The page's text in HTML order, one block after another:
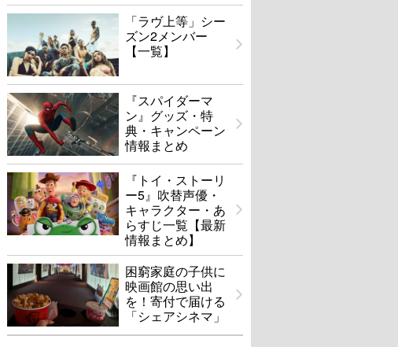
「ラヴ上等」シー
ズン2メンバー
【一覧】
『スパイダーマ
ン』グッズ・特
典・キャンペーン
情報まとめ
『トイ・ストーリ
ー5』吹替声優・
キャラクター・あ
らすじ一覧【最新
情報まとめ】
困窮家庭の子供に
映画館の思い出
を！寄付で届ける
「シェアシネマ」